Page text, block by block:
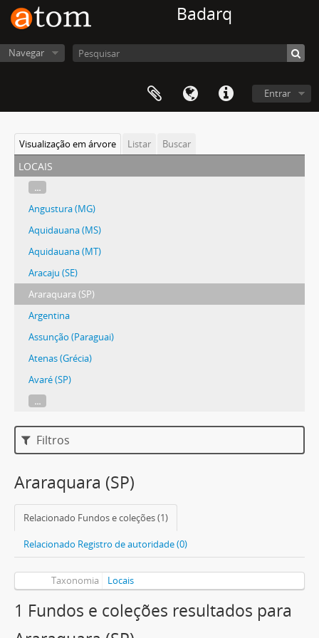
Badarq
Navegar
Entrar
Visualização em árvore Listar Buscar
locais
...
Angustura (MG)
Aquidauana (MS)
Aquidauana (MT)
Aracaju (SE)
Araraquara (SP)
Argentina
Assunção (Paraguai)
Atenas (Grécia)
Avaré (SP)
...
Filtros
Araraquara (SP)
Relacionado Fundos e coleções (1)
Relacionado Registro de autoridade (0)
Taxonomia Locais
1 Fundos e coleções resultados para